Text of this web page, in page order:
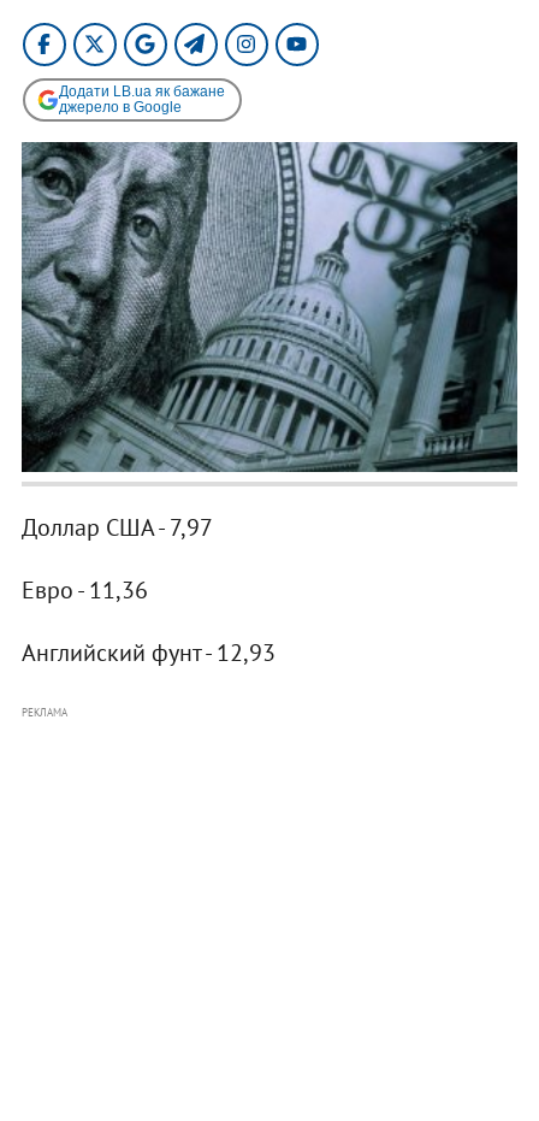
Додати LB.ua як бажане
джерело в Google
Доллар США - 7,97
Евро - 11,36
Английский фунт - 12,93
РЕКЛАМА